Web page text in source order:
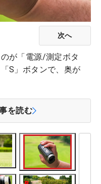
次へ
が「電源/測定ボタ
S」ボタンで、奥が
を読む